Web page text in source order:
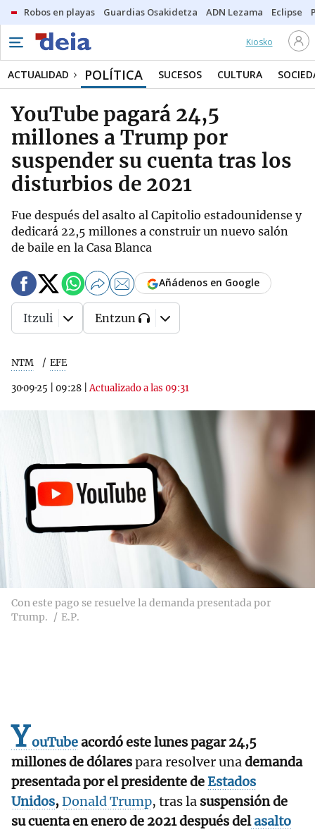
Robos en playas Guardias Osakidetza ADN Lezama Eclipse
Kiosko
ACTUALIDAD POLÍTICA SUCESOS CULTURA
YouTube pagará 24,5
millones a Trump por
suspender su cuenta tras los
disturbios de 2021
Fue después del asalto al Capitolio estadounidense y
dedicará 22,5 millones a construir un nuevo salón
de baile en la Casa Blanca
NTM EFE
30·09·25 09:28 |Actualizado a las 09:31
Añádenos en Google
Itzuli Entzun
Con este pago se resuelve la demanda presentada por
Trump.
E.P.
YouTubeacordó este lunes pagar 24,5
millones de dólarespara resolver unademanda
presentada por el presidente deEstados
Unidos,Donald Trump, tras la suspensión de
su cuenta en enero de 2021 después delasalto